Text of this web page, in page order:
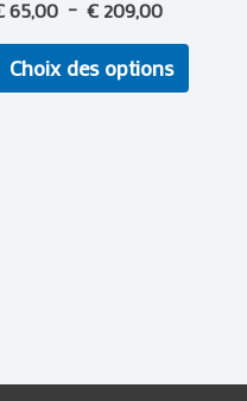
65,00 – € 209,00
Choix des options
du